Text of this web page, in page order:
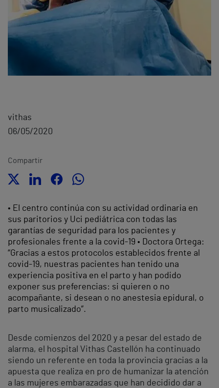
vithas
06/05/2020
Compartir
• El centro continúa con su actividad ordinaria en
sus paritorios y Uci pediátrica con todas las
garantías de seguridad para los pacientes y
profesionales frente a la covid-19 • Doctora Ortega:
“Gracias a estos protocolos establecidos frente al
covid-19, nuestras pacientes han tenido una
experiencia positiva en el parto y han podido
exponer sus preferencias: si quieren o no
acompañante, si desean o no anestesia epidural, o
parto musicalizado”.
Desde comienzos del 2020 y a pesar del estado de
alarma, el hospital Vithas Castellón ha continuado
siendo un referente en toda la provincia gracias a la
apuesta que realiza en pro de humanizar la atención
a las mujeres embarazadas que han decidido dar a